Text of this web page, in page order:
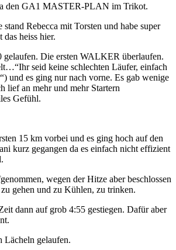
den GA1 MASTER-PLAN im Trikot.
Rebecca mit Torsten und habe super
das heiss hier.
gelaufen. Die ersten WALKER überlaufen.
seid keine schlechten Läufer, einfach
und es ging nur nach vorne. Es gab wenige
lief an mehr und mehr Startern
Gefühl.
15 km vorbei und es ging hoch auf den
kurz gegangen da es einfach nicht effizient
wegen der Hitze aber beschlossen
gehen und zu Kühlen, zu trinken.
dann auf grob 4:55 gestiegen. Dafür aber
Lächeln gelaufen.